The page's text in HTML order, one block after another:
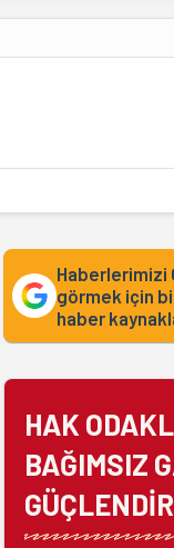
Haberlerimizi
görmek için
haber
HAK
BAĞIMSIZ